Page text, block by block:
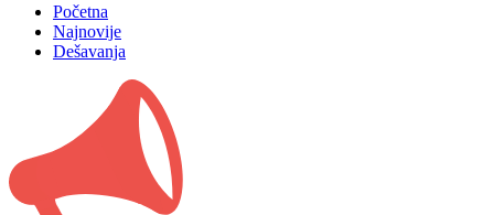
Početna
Najnovije
Dešavanja